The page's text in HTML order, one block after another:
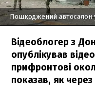
Пошкоджений автосалон
Відеоблогер з
опублікував
прифронтові
показав, як